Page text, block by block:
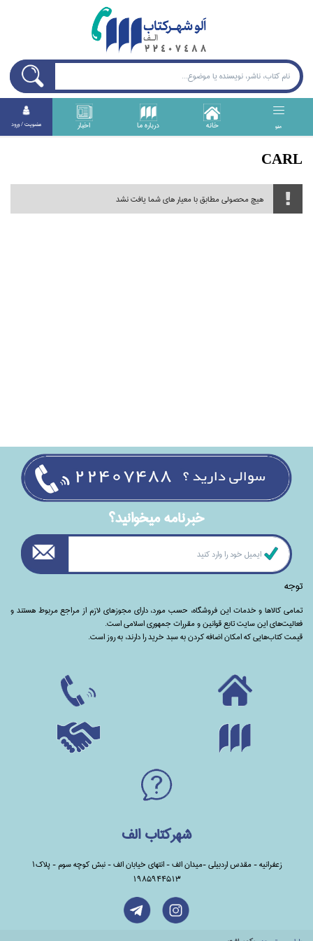
منو خانه درباره ما اخبار عضويت / ورود
CARL
هیچ محصولی مطابق با معیار های شما یافت نشد
خبرنامه ميخوانيد؟
توجه
تمامی‌ کالاها و خدمات این فروشگاه، حسب مورد،‌ دارای مجوزهای لازم از مراجع مربوط هستند ‌و‌‌
فعالیت‌های این سایت تابع قوانین و مقررات جمهوری اسلامی است.
قیمت کتاب‌هایی که امکان اضافه کردن به سبد خرید را دارند،‌ به روز است.
شهرکتاب الف
زعفرانیه - مقدس اردبیلی -میدان الف - انتهای خیابان الف - نبش کوچه سوم - پلاک1
1985944513